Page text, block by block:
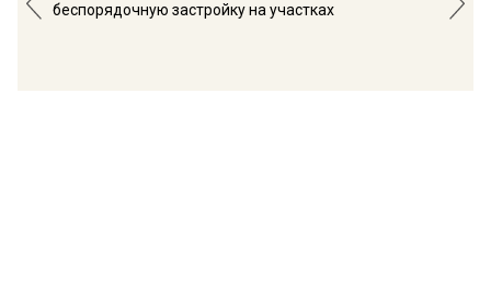
беспорядочную застройку на участках